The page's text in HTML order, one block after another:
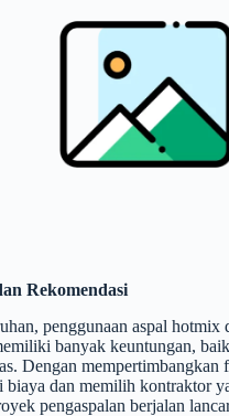
Rekomendasi
penggunaan aspal hotmix
banyak keuntungan,
Dengan mempertimbangkan
biaya dan memilih kontraktor
pengaspalan berjalan